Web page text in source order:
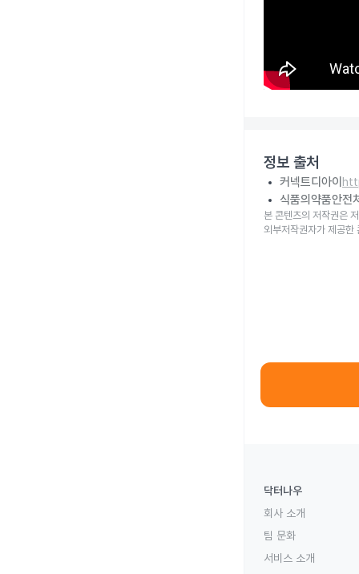
정보 출처
커넥트디아이
식품의약품안전
본 콘텐츠의 저작권은
외부저작권자가 제공한
닥터나우
회사 소개
팀 문화
서비스 소개